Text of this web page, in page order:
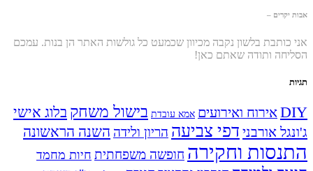
אבות יקרים –
אני כותבת בלשון נקבה מכיוון שכמעט כל גולשות האתר הן בנות. עמכם
הסליחה ותודה שאתם כאן!
תגיות
DIYאירוח ואירועים אמא עובדת בישול משחק בלוג אישי
ג'ונגל אורבני דפי צביעה הריון ולידה השנה הראשונה
התנסות וחקירה חופשה משפחתית חיות מחמד